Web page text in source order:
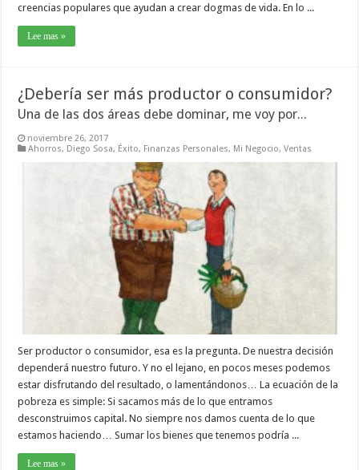
creencias populares que ayudan a crear dogmas de vida. En lo ...
Lee mas »
¿Debería ser más productor o consumidor?
Una de las dos áreas debe dominar, me voy por...
noviembre 26, 2017
Ahorros, Diego Sosa, Éxito, Finanzas Personales, Mi Negocio,Ventas
Ser productor o consumidor, esa es la pregunta. De nuestra decisión
dependerá nuestro futuro. Y no el lejano, en pocos meses podemos
estar disfrutando del resultado, o lamentándonos… La ecuación de la
pobreza es simple: Si sacamos más de lo que entramos
desconstruimos capital. No siempre nos damos cuenta de lo que
estamos haciendo… Sumar los bienes que tenemos podría ...
Lee mas »